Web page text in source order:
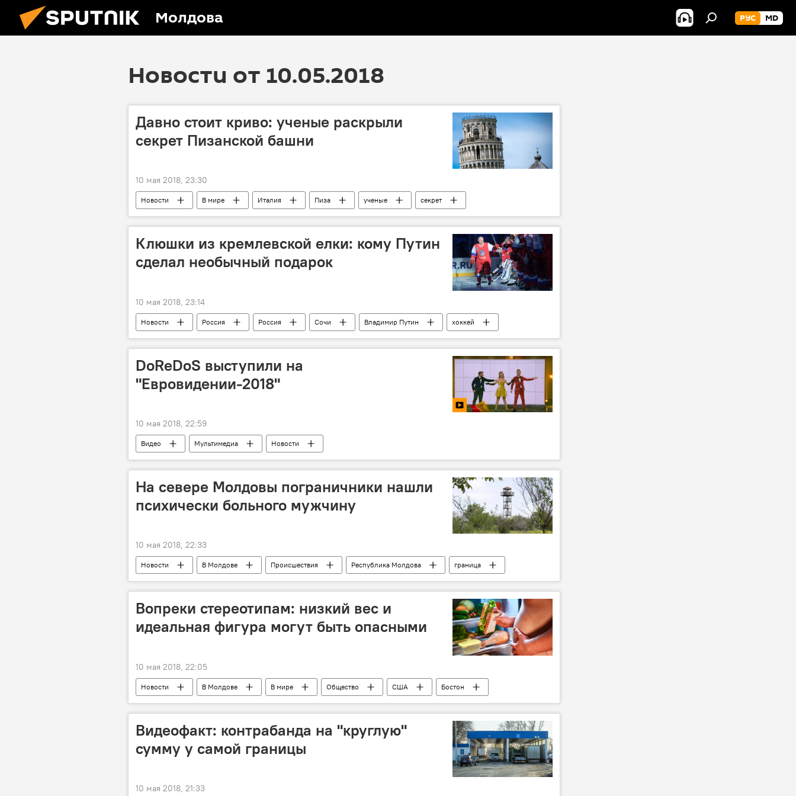
Молдова РУС MD
Новости от 10.05.2018
Давно стоит криво: ученые раскрыли
секрет Пизанской башни
10 мая 2018, 23:30
Новости В мире Италия Пиза ученые
секрет
Культура
Клюшки из кремлевской елки: кому Путин
сделал необычный подарок
10 мая 2018, 23:14
Новости Россия Россия Сочи Владимир Путин
хоккей
матч
спорт подарок
DoReDoS выступили на
"Евровидении-2018"
10 мая 2018, 22:59
Видео Мультимедиа Новости
На севере Молдовы пограничники нашли
психически больного мужчину
10 мая 2018, 22:33
Новости В Молдове Происшествия Республика Молдова граница
Вопреки стереотипам: низкий вес и
идеальная фигура могут быть опасными
10 мая 2018, 22:05
Новости В Молдове В мире Общество США
Бостон
диета
лишний вес слабоумие деменция
Видеофакт: контрабанда на "круглую"
сумму у самой границы
10 мая 2018, 21:33